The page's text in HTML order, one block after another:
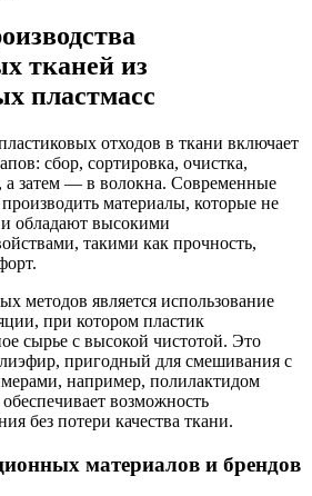
тканей из
пластмасс
отходов в ткани включает
сбор, сортировка, очистка,
а затем — в волокна. Современные
материалы, которые не
обладают высокими
такими как прочность,
методов является использование
при котором пластик
сырье с высокой чистотой. Это
пригодный для смешивания с
например, полилактидом
возможность
без потери качества ткани.
материалов и брендов